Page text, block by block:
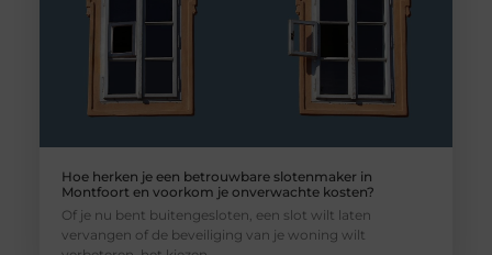
Hoe herken je een betrouwbare slotenmaker in
Montfoort en voorkom je onverwachte kosten?
Of je nu bent buitengesloten, een slot wilt laten
vervangen of de beveiliging van je woning wilt